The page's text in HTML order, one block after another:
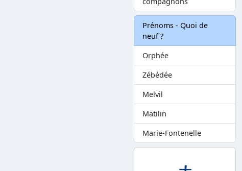
Prénoms - Quoi de
neuf ?
Orphée
Zébédée
Melvil
Matilin
Marie-Fontenelle